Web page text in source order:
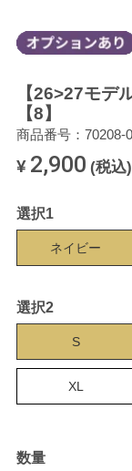
【26>27モデ
【8】
商品番号：70208-
¥ 2,900 (税込)
選択1
ネイビー
選択2
S
XL
数量